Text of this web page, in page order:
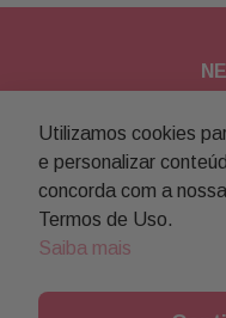
Assine
receber
Utilizamos cookies
e personalizar
concorda com a
Termos de Uso.
Saiba mais